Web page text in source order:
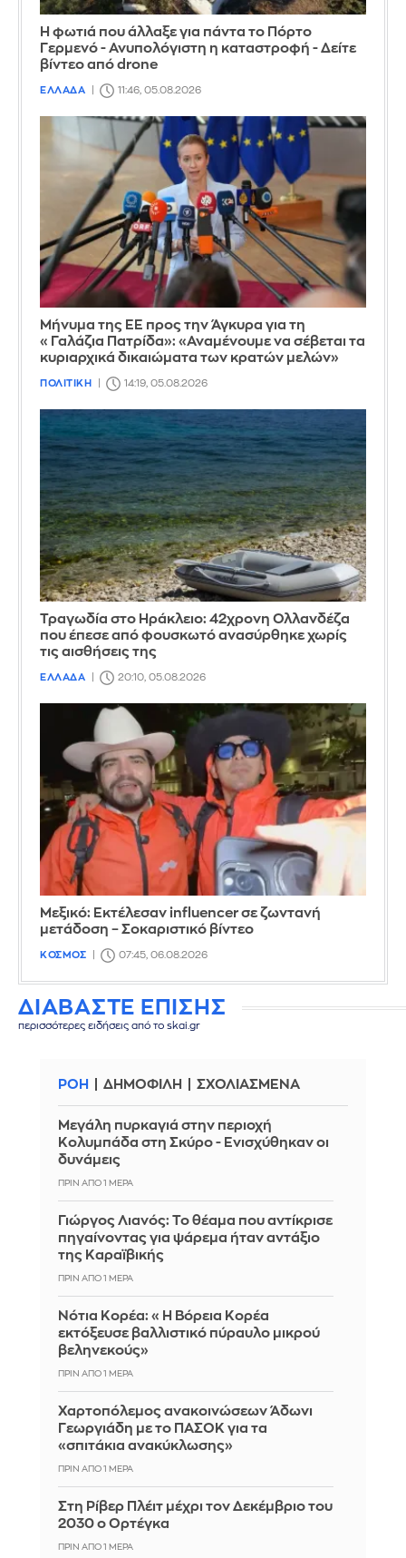
Η φωτιά που άλλαξε για πάντα το Πόρτο
Γερμενό - Ανυπολόγιστη η καταστροφή - Δείτε
βίντεο από drone
ΕΛΛΑΔΑ 11:46, 05.08.2026
Μήνυμα της ΕΕ προς την Άγκυρα για τη
«Γαλάζια Πατρίδα»: «Αναμένουμε να σέβεται τα
κυριαρχικά δικαιώματα των κρατών μελών»
ΠΟΛΙΤΙΚΗ 14:19, 05.08.2026
Τραγωδία στο Ηράκλειο: 42χρονη Ολλανδέζα
που έπεσε από φουσκωτό ανασύρθηκε χωρίς
τις αισθήσεις της
ΕΛΛΑΔΑ 20:10, 05.08.2026
Μεξικό: Εκτέλεσαν influencer σε ζωντανή
μετάδοση – Σοκαριστικό βίντεο
ΚΟΣΜΟΣ 07:45, 06.08.2026
ΔΙΑΒΑΣΤΕ ΕΠΙΣΗΣ
περισσότερες ειδήσεις από το skai.gr
ΡΟΗ ΔΗΜΟΦΙΛΗ ΣΧΟΛΙΑΣΜΕΝΑ
Μεγάλη πυρκαγιά στην περιοχή
Κολυμπάδα στη Σκύρο - Ενισχύθηκαν οι
δυνάμεις
ΠΡΙΝ ΑΠΌ 1 ΜΈΡΑ
Γιώργος Λιανός: Το θέαμα που αντίκρισε
πηγαίνοντας για ψάρεμα ήταν αντάξιο
της Καραϊβικής
ΠΡΙΝ ΑΠΌ 1 ΜΈΡΑ
Νότια Κορέα: «Η Βόρεια Κορέα
εκτόξευσε βαλλιστικό πύραυλο μικρού
βεληνεκούς»
ΠΡΙΝ ΑΠΌ 1 ΜΈΡΑ
Χαρτοπόλεμος ανακοινώσεων Άδωνι
Γεωργιάδη με το ΠΑΣΟΚ για τα
«σπιτάκια ανακύκλωσης»
ΠΡΙΝ ΑΠΌ 1 ΜΈΡΑ
Στη Ρίβερ Πλέιτ μέχρι τον Δεκέμβριο του
2030 ο Ορτέγκα
ΠΡΙΝ ΑΠΌ 1 ΜΈΡΑ